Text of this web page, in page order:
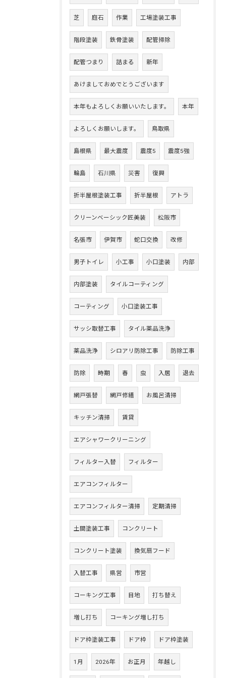
芝 庭石 作業 工場塗装工事
階段塗装 鉄骨塗装 配管掃除
配管つまり 詰まる 新年
あけましておめでとうございます
本年もよろしくお願いいたします。 本年
よろしくお願いします。 鳥取県
島根県 最大震度 震度5 震度5強
輪島 石川県 災害 復興
折半屋根塗装工事 折半屋根 アトラ
クリーンベーシック匠美装 松阪市
名張市 伊賀市 蛇口交換 改修
男子トイレ 小工事 小口塗装 内部
内部塗装 タイルコーティング
コーティング 小口塗装工事
サッシ取替工事 タイル薬品洗浄
薬品洗浄 シロアリ防除工事 防除工事
防除 時期 春 虫 入居 退去
網戸張替 網戸修繕 お風呂清掃
キッチン清掃 賃貸
エアシャワークリーニング
フィルター入替 フィルター
エアコンフィルター
エアコンフィルター清掃 定期清掃
土間塗装工事 コンクリート
コンクリート塗装 換気扇フード
入替工事 県営 市営
コーキング工事 目地 打ち替え
増し打ち コーキング増し打ち
ドア枠塗装工事 ドア枠 ドア枠塗装
1月 2026年 お正月 年越し